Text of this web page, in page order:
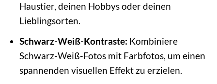
Haustier, deinen Hobbys oder deinen
Lieblingsorten.
Schwarz-Weiß-Kontraste: Kombiniere
Schwarz-Weiß-Fotos mit Farbfotos, um einen
spannenden visuellen Effekt zu erzielen.